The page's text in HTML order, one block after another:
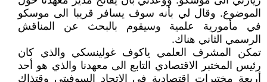
الموضوع. وقال لي بأنه سوف يسافر قريبا الى موسكو
في مأمورية علمية وسيقوم بالبحث عن المناقش
الرسمي الثاني هناك.
تمكن المشرف العلمي ياكوف غولينسكي والذي كان
رئيس المختبر الاقتصادي التابع الى معهدنا والذي هو أحد
أربعة مختبرات اقتصادية في الاتحاد السوفيتي وقتذاك